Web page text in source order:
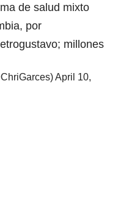
de salud mixto
por
; millones
April 10,